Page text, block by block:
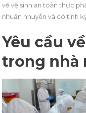
về vệ sinh an toàn thực
nhuần nhuyễn và có tính
Yêu cầu về
trong nhà